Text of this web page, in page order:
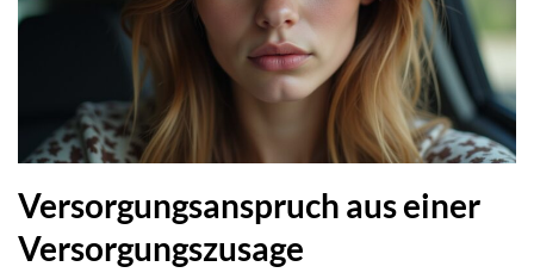
Versorgungsanspruch aus einer
Versorgungszusage